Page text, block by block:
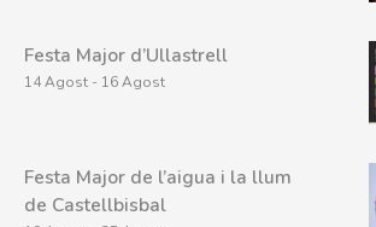
Festa Major d’Ullastrell
14 Agost - 16 Agost
Festa Major de l’aigua i la llum
de Castellbisbal